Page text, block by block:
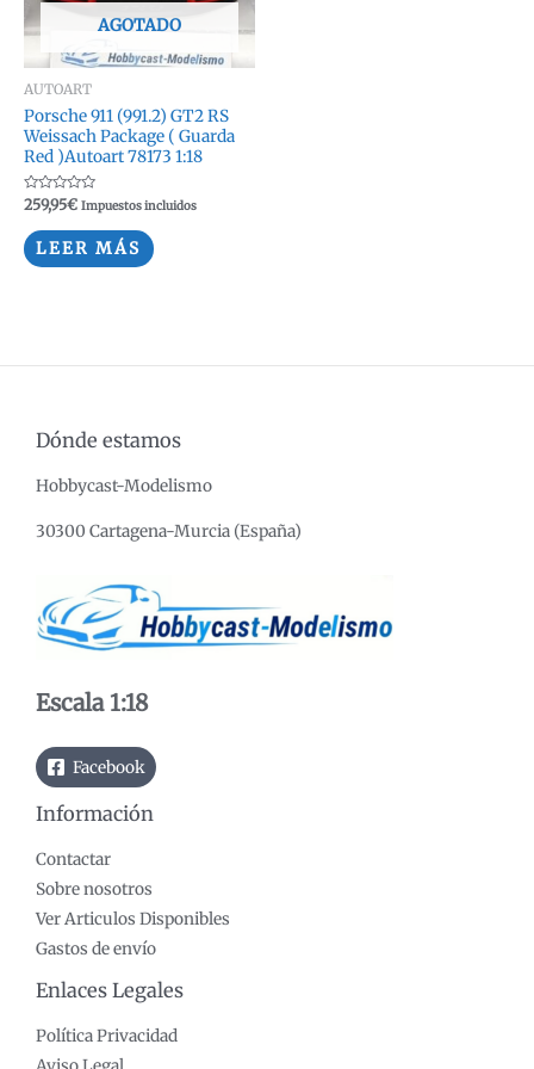
AGOTADO
AUTOART
Porsche 911 (991.2) GT2 RS
Weissach Package ( Guarda
Red )Autoart 78173 1:18
Valorado
con
de
5
259,95€ Impuestos incluidos
LEER MÁS
Dónde estamos
Hobbycast-Modelismo
30300 Cartagena-Murcia (España)
Escala 1:18
Facebook
Información
Contactar
Sobre nosotros
Ver Articulos Disponibles
Gastos de envío
Enlaces Legales
Política Privacidad